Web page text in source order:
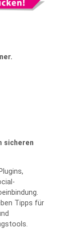
sicheren
Tipps für